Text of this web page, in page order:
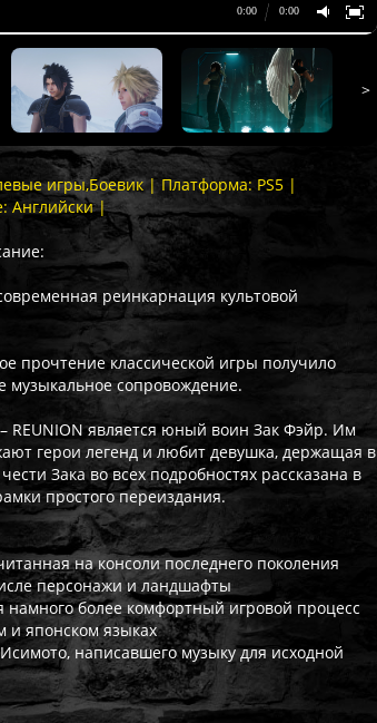
>
игры,Боевик | Платформа: PS5 |
Английски |
современная реинкарнация культовой
прочтение классической игры получило
музыкальное сопровождение.
REUNION является юный воин Зак Фэйр. Им
герои легенд и любит девушка, держащая в
Зака во всех подробностях рассказана в
простого переиздания.
на консоли последнего поколения
персонажи и ландшафты
более комфортный игровой процесс
и японском языках
написавшего музыку для исходной